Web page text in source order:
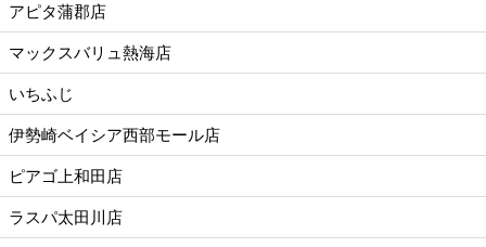
アピタ蒲郡店
マックスバリュ熱海店
いちふじ
伊勢崎ベイシア西部モール店
ピアゴ上和田店
ラスパ太田川店